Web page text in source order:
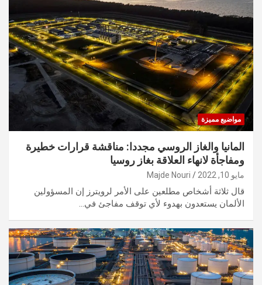
مواضيع مميزة
المانيا والغاز الروسي مجددا: مناقشة قرارات خطيرة
ومفاجأة لانهاء العلاقة بغاز روسيا
مايو 10, 2022 Majde Nouri
قال ثلاثة أشخاص مطلعين على الأمر لرويترز إن المسؤولين
الألمان يستعدون بهدوء لأي توقف مفاجئ في…